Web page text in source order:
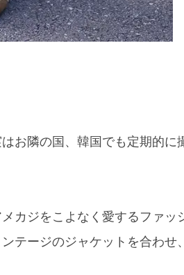
お隣の国、韓国でも定期的に
カジをこよなく愛するファッ
テージのジャケットを合わせ